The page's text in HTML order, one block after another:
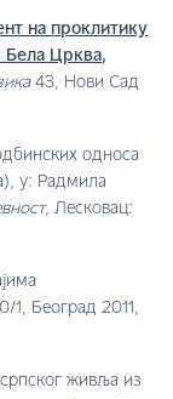
на проклитику
Бела Црква,
43, Нови Сад
односа
у: Радмила
, Лесковац:
1, Београд 2011,
живља из